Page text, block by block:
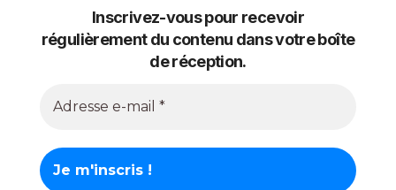
Inscrivez-vous pour recevoir
régulièrement du contenu dans votre boîte
de réception.